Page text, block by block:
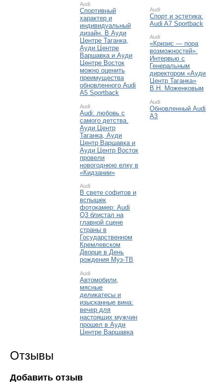
Audi
Спортивный
характер и
индивидуальный
дизайн. В Ауди
Центре Таганка,
Ауди Центре
Варшавка и Ауди
Центре Восток
можно оценить
преимущества
обновленного Audi
A5 Sportback
Audi
Audi: любовь с
самого детства.
Ауди Центр
Таганка, Ауди
Центр Варшавка и
Ауди Центр Восток
провели
новогоднюю елку в
«Кидзании»
Audi
В свете софитов и
вспышек
фотокамер: Audi
Q3 блистал на
главной сцене
страны в
Государственном
Кремлевском
Дворце в День
рождения Муз-ТВ
Audi
Автомобили,
мясные
деликатесы и
изысканные вина:
вечер для
настоящих мужчин
прошел в Ауди
Центре Варшавка
Audi
Спорт и эстетика:
Audi A7 Sportback
Audi
«Кризис — пора
возможностей».
Интервью с
Генеральным
директором «Ауди
Центр Таганка»
В.Н. Моженковым
Audi
Обновленный Audi
A3
Отзывы
Добавить отзыв